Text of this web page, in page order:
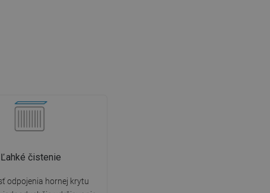
Ľahké čistenie
odpojenia hornej krytu